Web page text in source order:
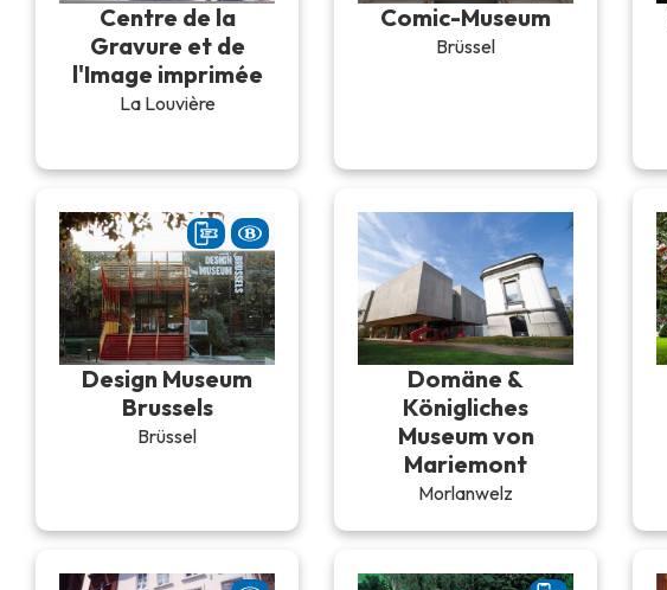
Centre de la
Gravure et de
l'Image imprimée
La Louvière
Comic-Museum
Brüssel
Design Museum
Brussels
Brüssel
Domäne &
Königliches
Museum von
Mariemont
Morlanwelz